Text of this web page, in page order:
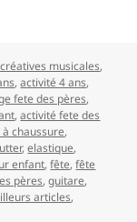
fête des pères:
musicales,
,activité 4 ans,
fete des pères,
,activité fete des
chaussure,
,elastique,
enfant,fête,fête
pères,guitare,
articles,